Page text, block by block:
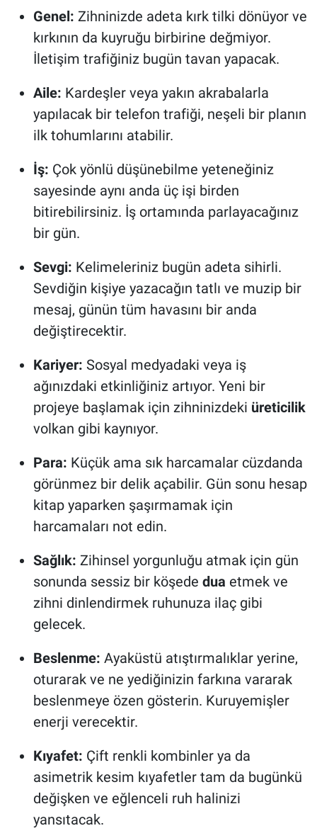
Genel: Zihninizde adeta kırk tilki dönüyor ve
kırkının da kuyruğu birbirine değmiyor.
İletişim trafiğiniz bugün tavan yapacak.
Aile: Kardeşler veya yakın akrabalarla
yapılacak bir telefon trafiği, neşeli bir planın
ilk tohumlarını atabilir.
İş: Çok yönlü düşünebilme yeteneğiniz
sayesinde aynı anda üç işi birden
bitirebilirsiniz. İş ortamında parlayacağınız
bir gün.
Sevgi: Kelimeleriniz bugün adeta sihirli.
Sevdiğin kişiye yazacağın tatlı ve muzip bir
mesaj, günün tüm havasını bir anda
değiştirecektir.
Kariyer: Sosyal medyadaki veya iş
ağınızdaki etkinliğiniz artıyor. Yeni bir
projeye başlamak için zihninizdeki üreticilik
volkan gibi kaynıyor.
Para: Küçük ama sık harcamalar cüzdanda
görünmez bir delik açabilir. Gün sonu hesap
kitap yaparken şaşırmamak için
harcamaları not edin.
Sağlık: Zihinsel yorgunluğu atmak için gün
sonunda sessiz bir köşede dua etmek ve
zihni dinlendirmek ruhunuza ilaç gibi
gelecek.
Beslenme: Ayaküstü atıştırmalıklar yerine,
oturarak ve ne yediğinizin farkına vararak
beslenmeye özen gösterin. Kuruyemişler
enerji verecektir.
Kıyafet: Çift renkli kombinler ya da
asimetrik kesim kıyafetler tam da bugünkü
değişken ve eğlenceli ruh halinizi
yansıtacak.